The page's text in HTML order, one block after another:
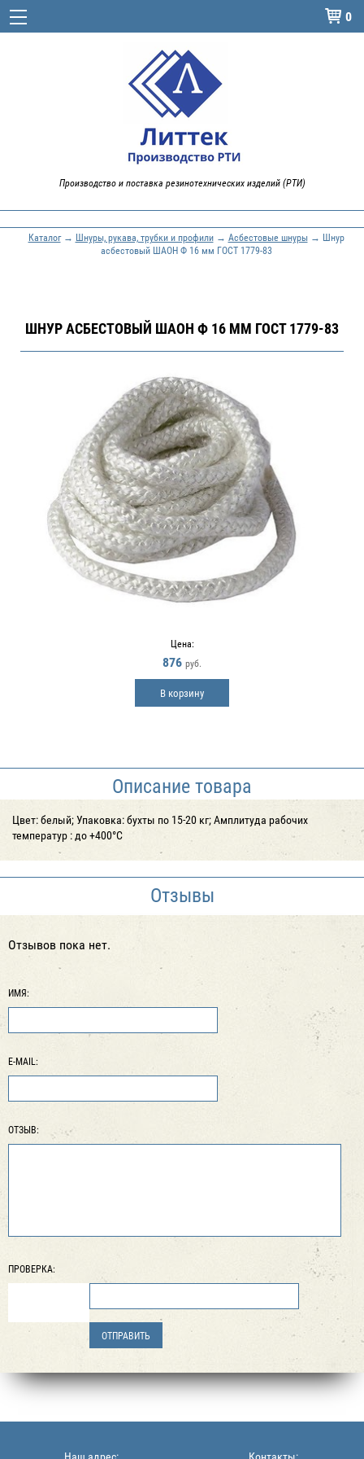
 0
Производство и поставка резинотехнических изделий (РТИ)
Каталог→ Шнуры, рукава, трубки и профили→ Асбестовые шнуры→ Шнур
асбестовый ШАОН Ф 16 мм ГОСТ 1779-83
ШНУР АСБЕСТОВЫЙ ШАОН Ф 16 ММ ГОСТ 1779-83
Цена:
876 руб.
В корзину
Описание товара
Цвет: белый; Упаковка: бухты по 15-20 кг; Амплитуда рабочих
температур : до +400°С
Отзывы
Отзывов пока нет.
ИМЯ:
E-MAIL:
ОТЗЫВ:
ПРОВЕРКА: